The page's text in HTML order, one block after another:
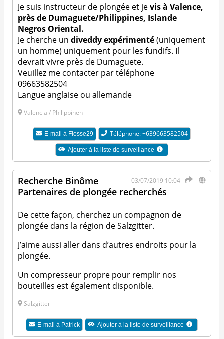
Je suis instructeur de plongée et jevis à Valence,
près de Dumaguete/Philippines, Islande
Negros Oriental.
Je cherche undiveddy expérimenté(uniquement
un homme) uniquement pour les fundifs. Il
devrait vivre près de Dumaguete.
Veuillez me contacter par téléphone
09663582504
Langue anglaise ou allemande
Valencia / Philippinen
E-mail à Flosse29 Téléphone: +639663582504
Ajouter à la liste de surveillance
03/07/2019 10:04
Recherche Binôme
Partenaires de plongée recherchés
De cette façon, cherchez un compagnon de
plongée dans la région de Salzgitter.
J’aime aussi aller dans d’autres endroits pour la
plongée.
Un compresseur propre pour remplir nos
bouteilles est également disponible.
Salzgitter
E-mail à Patrick Ajouter à la liste de surveillance